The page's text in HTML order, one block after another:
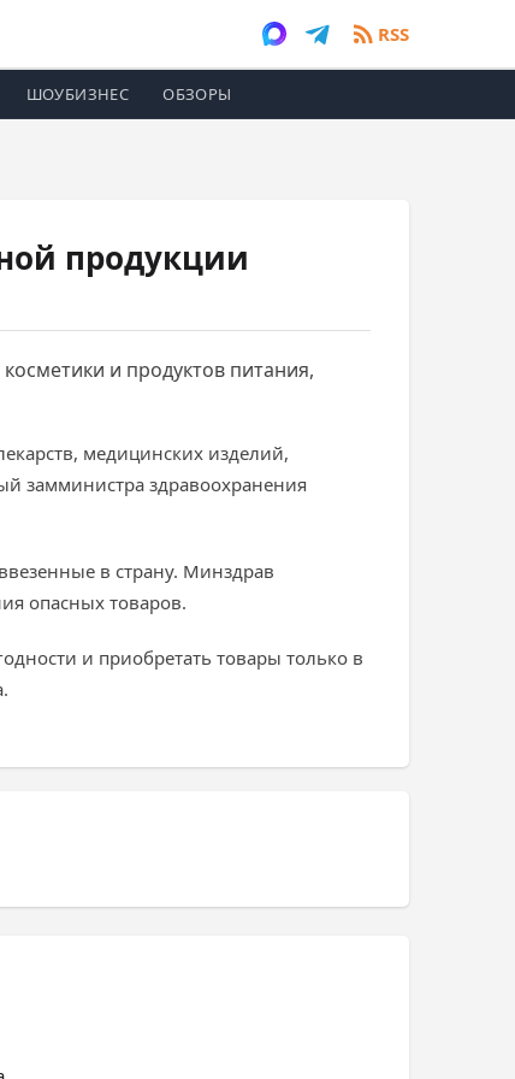
RSS
ШОУБИЗНЕС ОБЗОРЫ
продукции
и продуктов питания,
медицинских изделий,
замминистра здравоохранения
в страну. Минздрав
опасных товаров.
и приобретать товары только в